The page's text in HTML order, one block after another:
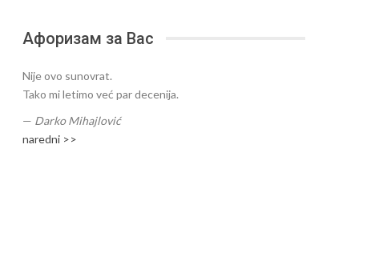
Афоризам за Вас
Nije ovo sunovrat.
Tako mi letimo već par decenija.
— Darko Mihajlović
naredni >>